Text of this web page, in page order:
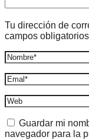
Tu dirección de
campos
Guardar mi
navegador para la